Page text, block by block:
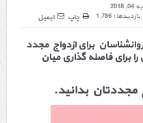
2018
بازدیدها : 1,786 چاپ ایمیل
برای ازدواج مجدد
برای فاصله گذاری میان
مجددتان بدانید.